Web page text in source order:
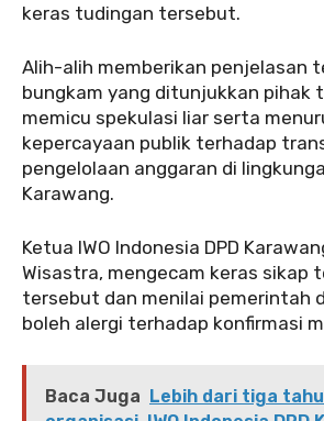
keras tudingan tersebut.
‎Alih-alih memberikan penjelasan
bungkam yang ditunjukkan pihak
memicu spekulasi liar serta
kepercayaan publik terhadap
pengelolaan anggaran di
Karawang.
‎Ketua IWO Indonesia DPD
Wisastra, mengecam keras sikap
tersebut dan menilai pemerintah
boleh alergi terhadap konfirmasi
Baca Juga Lebih dari tiga